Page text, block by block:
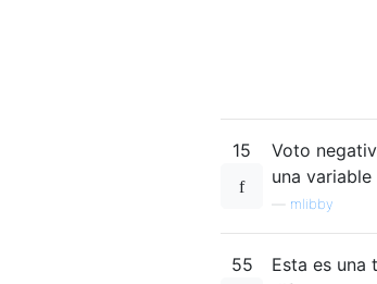
15
Voto
una
mlibby
55
Esta es una